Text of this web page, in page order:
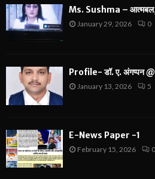
Ms. Sushma – आत्मबल,
January 29, 2026 0
Profile- डॉ. ए. अंगप्पन
January 13, 2026 5
E-News Paper -1
February 15, 2026 0